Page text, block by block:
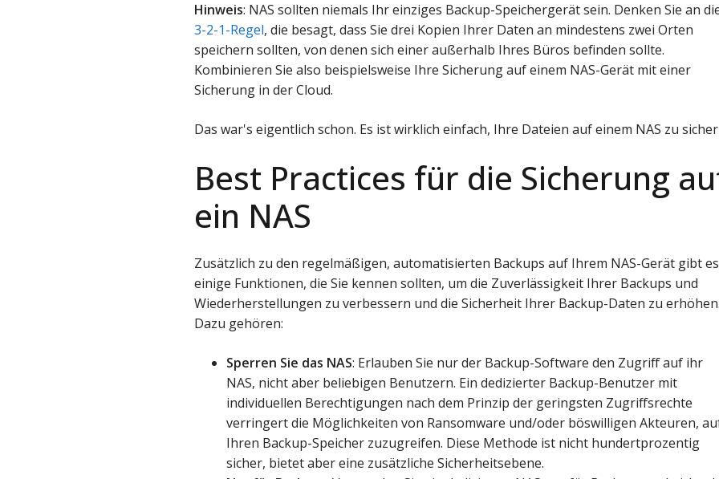
Hinweis: NAS sollten niemals Ihr einziges Backup-Speichergerät sein. Denken Sie an
3-2-1-Regel, die besagt, dass Sie drei Kopien Ihrer Daten an mindestens zwei Orten
speichern sollten, von denen sich einer außerhalb Ihres Büros befinden sollte.
Kombinieren Sie also beispielsweise Ihre Sicherung auf einem NAS-Gerät mit einer
Sicherung in der Cloud.
Das war's eigentlich schon. Es ist wirklich einfach, Ihre Dateien auf einem NAS zu
Best Practices für die Sicherung
ein NAS
Zusätzlich zu den regelmäßigen, automatisierten Backups auf Ihrem NAS-Gerät gibt es
einige Funktionen, die Sie kennen sollten, um die Zuverlässigkeit Ihrer Backups und
Wiederherstellungen zu verbessern und die Sicherheit Ihrer Backup-Daten zu
Dazu gehören:
Sperren Sie das NAS: Erlauben Sie nur der Backup-Software den Zugriff auf ihr
NAS, nicht aber beliebigen Benutzern. Ein dedizierter Backup-Benutzer mit
individuellen Berechtigungen nach dem Prinzip der geringsten Zugriffsrechte
verringert die Möglichkeiten von Ransomware und/oder böswilligen Akteuren,
Ihren Backup-Speicher zuzugreifen. Diese Methode ist nicht hundertprozentig
sicher, bietet aber eine zusätzliche Sicherheitsebene.